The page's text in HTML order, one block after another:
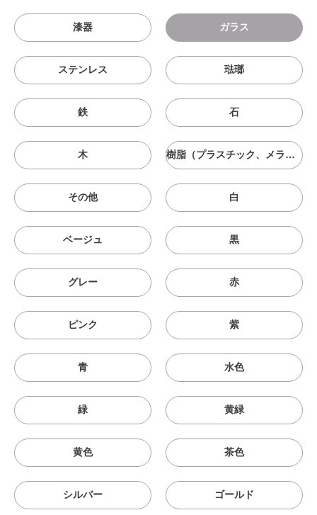
漆器 ガラス
ステンレス 琺瑯
鉄 石
木 樹脂（プラスチック、メラニン、シリコン等）
その他 白
ベージュ 黒
グレー 赤
ピンク 紫
青 水色
緑 黄緑
黄色 茶色
シルバー ゴールド